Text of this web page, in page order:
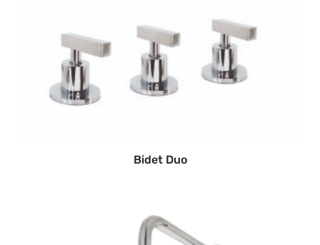
Bidet Duo